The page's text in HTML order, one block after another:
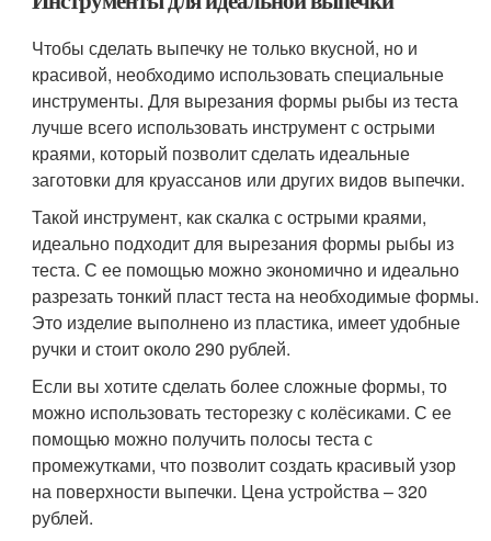
Чтобы сделать выпечку не только вкусной, но и
красивой, необходимо использовать специальные
инструменты. Для вырезания формы рыбы из теста
лучше всего использовать инструмент с острыми
краями, который позволит сделать идеальные
заготовки для круассанов или других видов выпечки.
Такой инструмент, как скалка с острыми краями,
идеально подходит для вырезания формы рыбы из
теста. С ее помощью можно экономично и идеально
разрезать тонкий пласт теста на необходимые формы.
Это изделие выполнено из пластика, имеет удобные
ручки и стоит около 290 рублей.
Если вы хотите сделать более сложные формы, то
можно использовать тесторезку с колёсиками. С ее
помощью можно получить полосы теста с
промежутками, что позволит создать красивый узор
на поверхности выпечки. Цена устройства – 320
рублей.